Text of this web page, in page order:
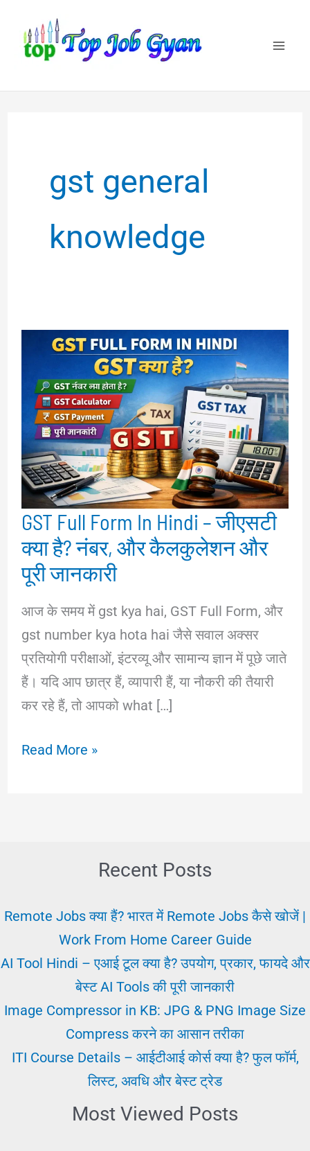
content
gst general
knowledge
GST Full Form In Hindi – जीएसटी
क्या है? नंबर, और कैलकुलेशन और
पूरी जानकारी
आज के समय में gst kya hai, GST Full Form, और
gst number kya hota hai जैसे सवाल अक्सर
प्रतियोगी परीक्षाओं, इंटरव्यू और सामान्य ज्ञान में पूछे जाते
हैं। यदि आप छात्र हैं, व्यापारी हैं, या नौकरी की तैयारी
कर रहे हैं, तो आपको what […]
GST
क्या
नंबर,
कैलकुलेशन
पूरी
Read More »
Recent Posts
Remote Jobs क्या हैं? भारत में Remote Jobs कैसे खोजें |
Work From Home Career Guide
AI Tool Hindi – एआई टूल क्या है? उपयोग, प्रकार, फायदे और
बेस्ट AI Tools की पूरी जानकारी
Image Compressor in KB: JPG & PNG Image Size
Compress करने का आसान तरीका
ITI Course Details – आईटीआई कोर्स क्या है? फुल फॉर्म,
लिस्ट, अवधि और बेस्ट ट्रेड
Most Viewed Posts